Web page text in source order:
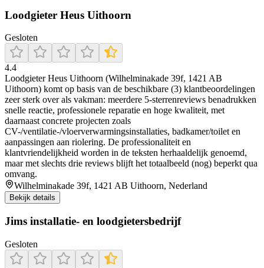
Loodgieter Heus Uithoorn
Gesloten
4.4
Loodgieter Heus Uithoorn (Wilhelminakade 39f, 1421 AB
Uithoorn) komt op basis van de beschikbare (3) klantbeoordelingen
zeer sterk over als vakman: meerdere 5-sterrenreviews benadrukken
snelle reactie, professionele reparatie en hoge kwaliteit, met
daarnaast concrete projecten zoals
CV-/ventilatie-/vloerverwarmingsinstallaties, badkamer/toilet en
aanpassingen aan riolering. De professionaliteit en
klantvriendelijkheid worden in de teksten herhaaldelijk genoemd,
maar met slechts drie reviews blijft het totaalbeeld (nog) beperkt qua
omvang.
Wilhelminakade 39f, 1421 AB Uithoorn, Nederland
Bekijk details
Jims installatie- en loodgietersbedrijf
Gesloten